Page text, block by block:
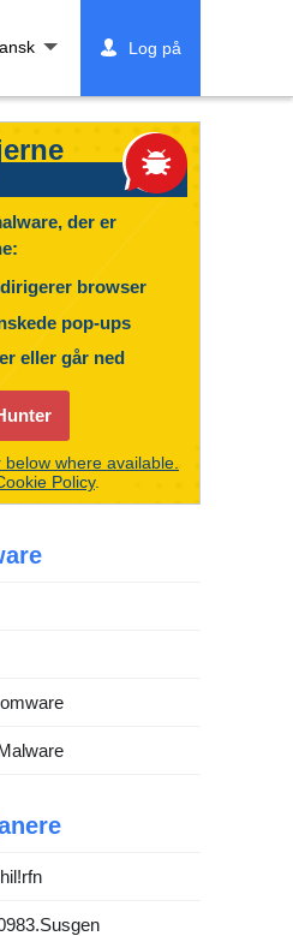
Log på
der er
browser
pop-ups
eller går ned
where available.
Policy.